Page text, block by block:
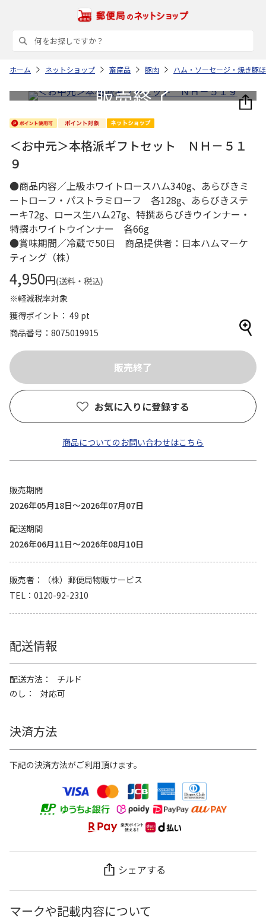
ホーム ネットショップ 畜産品 豚肉 ハム・ソーセージ・焼き豚
＜お中元＞本格派ギフトセット ＮＨ－５１
９
●商品内容／上級ホワイトロースハム340g、あらびきミ
ートローフ・パストラミローフ 各128g、あらびきステ
ーキ72g、ロース生ハム27g、特撰あらびきウインナー・
特撰ホワイトウインナー 各66g
●賞味期間／冷蔵で50日 商品提供者：日本ハムマーケ
ティング（株）
4,950円(送料・税込)
※軽減税率対象
獲得ポイント： 49 pt
商品番号
8075019915
お気に入りに登録する
商品についてのお問い合わせはこちら
販売期間
2026年05月18日～2026年07月07日
配送期間
2026年06月11日～2026年08月10日
販売者
（株）郵便局物販サービス
TEL
0120-92-2310
配送情報
配送方法
チルド
のし
対応可
決済方法
下記の決済方法がご利用頂けます。
シェアする
マークや記載内容について